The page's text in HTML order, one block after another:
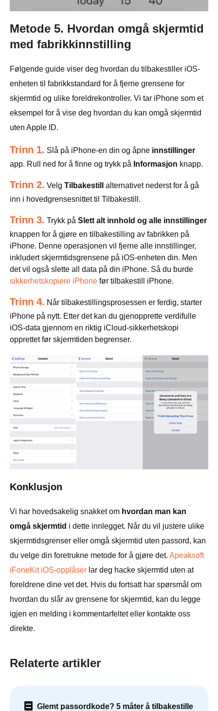
Metode 5. Hvordan omgå skjermtid
med fabrikkinnstilling
Følgende guide viser deg hvordan du tilbakestiller iOS-
enheten til fabrikkstandard for å fjerne grensene for
skjermtid og ulike foreldrekontroller. Vi tar iPhone som et
eksempel for å vise deg hvordan du kan omgå skjermtid
uten Apple ID.
Trinn 1. Slå på iPhone-en din og åpne innstillinger
app. Rull ned for å finne og trykk på Informasjon knapp.
Trinn 2. Velg Tilbakestill
alternativet nederst for å gå
inn i hovedgrensesnittet til Tilbakestill.
Trinn 3. Trykk på Slett alt innhold og alle innstillinger
knappen for å gjøre en tilbakestilling av fabrikken på
iPhone. Denne operasjonen vil fjerne alle innstillinger,
inkludert skjermtidsgrensene på iOS-enheten din. Men
det vil også slette all data på din iPhone. Så du burde
sikkerhetskopiere iPhone før tilbakestill iPhone.
Trinn 4. Når tilbakestillingsprosessen er ferdig, starter
iPhone på nytt. Etter det kan du gjenopprette verdifulle
iOS-data gjennom en riktig iCloud-sikkerhetskopi
opprettet før skjermtiden begrenser.
Konklusjon
Vi har hovedsakelig snakket om hvordan man kan
omgå skjermtid i dette innlegget. Når du vil justere ulike
skjermtidsgrenser eller omgå skjermtid uten passord, kan
du velge din foretrukne metode for å gjøre det. Apeaksoft
iFoneKit iOS-opplåser lar deg hacke skjermtid uten at
foreldrene dine vet det. Hvis du fortsatt har spørsmål om
hvordan du slår av grensene for skjermtid, kan du legge
igjen en melding i kommentarfeltet eller kontakte oss
direkte.
Relaterte artikler
Glemt passordkode? 5 måter å tilbakestille